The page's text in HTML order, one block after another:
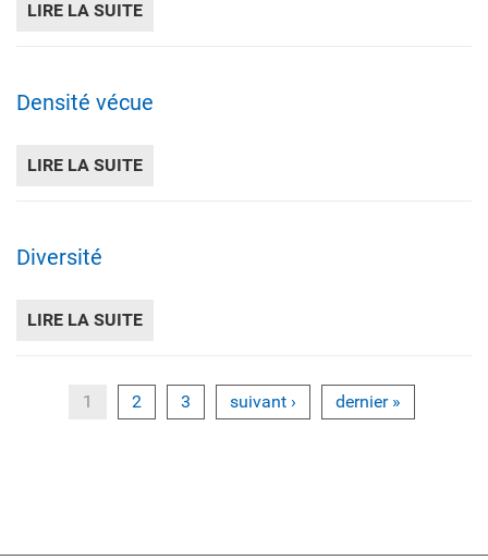
LIRE LA SUITE
Densité vécue
LIRE LA SUITE
Diversité
LIRE LA SUITE
1 2 3 suivant › dernier »